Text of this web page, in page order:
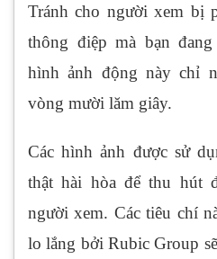
Tránh cho người xem bị
thông điệp mà bạn
hình ảnh động này chỉ
vòng mười lăm giây.
Các hình ảnh được sử
thật hài hòa để thu hút
người xem. Các tiêu chí
lo lắng bởi Rubic Group